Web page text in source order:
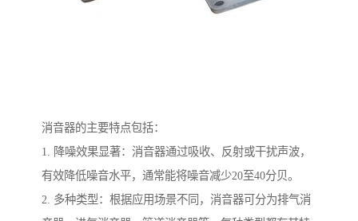
消音器的主要特点包括：
1. 降噪效果显著：消音器通过吸收、反射或干扰声波，
有效降低噪音水平，通常能将噪音减少20至40分贝。
2. 多种类型：根据应用场景不同，消音器可分为排气消